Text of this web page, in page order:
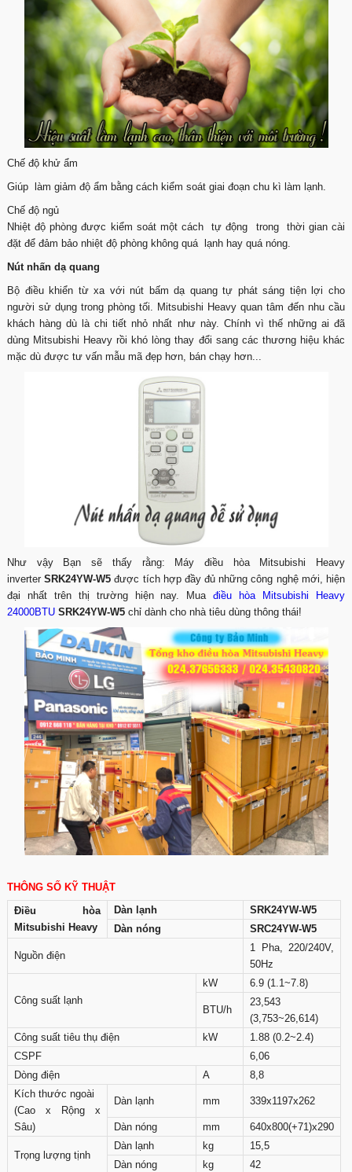
Chế độ khử ẩm
Giúp làm giảm độ ẩm bằng cách kiểm soát giai đoạn chu kì làm lạnh.
Chế độ ngủ
Nhiệt độ phòng được kiểm soát một cách tự động trong thời gian cài
đặt để đảm bảo nhiệt độ phòng không quá lạnh hay quá nóng.
Nút nhấn dạ quang
Bộ điều khiển từ xa với nút bấm dạ quang tự phát sáng tiện lợi cho
người sử dụng trong phòng tối. Mitsubishi Heavy quan tâm đến nhu cầu
khách hàng dù là chi tiết nhỏ nhất như này. Chính vì thế những ai đã
dùng Mitsubishi Heavy rồi khó lòng thay đổi sang các thương hiệu khác
mặc dù được tư vấn mẫu mã đẹp hơn, bán chạy hơn...
Như vậy Bạn sẽ thấy rằng: Máy điều hòa Mitsubishi Heavy
inverterSRK24YW-W5 được tích hợp đầy đủ những công nghệ mới, hiện
đại nhất trên thị trường hiện nay. Muađiều hòa Mitsubishi Heavy
24000BTU SRK24YW-W5 chỉ dành cho nhà tiêu dùng thông thái!
THÔNG SỐ KỸ THUẬT
Điều hòa
Mitsubishi Heavy
Dàn lạnh
SRK24YW-W5
Dàn nóng
SRC24YW-W5
Nguồn điện
1 Pha, 220/240V,
50Hz
Công suất lạnh
kW 6.9 (1.1~7.8)
BTU/h
23,543
(3,753~26,614)
Công suất tiêu thụ điện
kW
1.88 (0.2~2.4)
CSPF
6,06
Dòng điện
A
8,8
Kích thước ngoài
(Cao x Rộng x
Sâu)
Dàn lạnh mm 339x1197x262
Dàn nóng mm 640x800(+71)x290
Trọng lượng tịnh
Dàn lạnh kg
15,5
Dàn nóng
kg 42